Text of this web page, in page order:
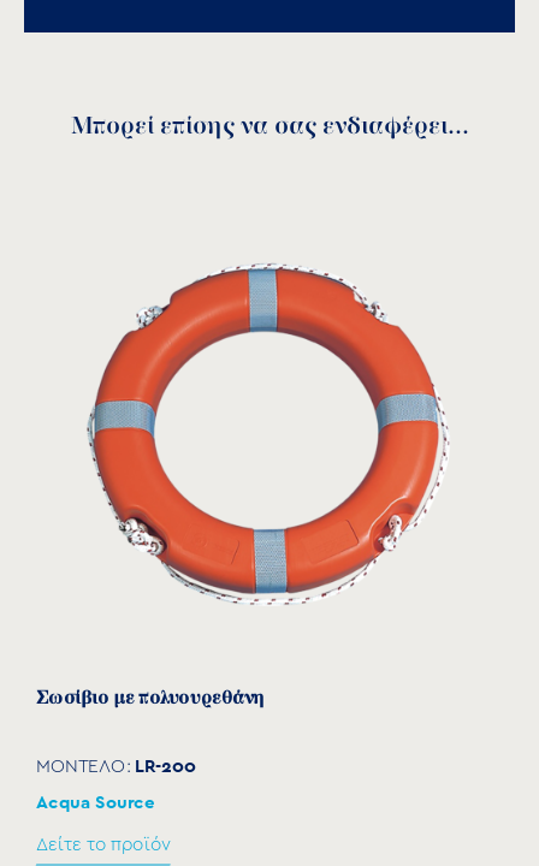
Μπορεί επίσης να σας ενδιαφέρει...
Σωσίβιο με πολυουρεθάνη
ΜΟΝΤΕΛΟ: LR-200
Acqua Source
Δείτε το προϊόν